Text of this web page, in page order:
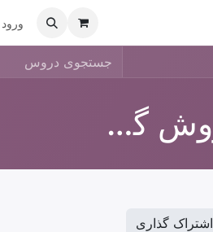
نصب اودو در اوبونتو به روش گیتهاب
اشتراک گذاری